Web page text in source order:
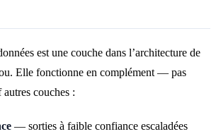
est une couche dans l’architecture de
Elle fonctionne en complément — pas
couches :
— sorties à faible confiance escaladées